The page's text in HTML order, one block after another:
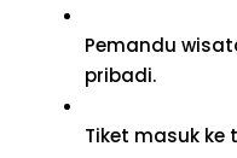
Pemandu
pribadi.
Tiket masuk